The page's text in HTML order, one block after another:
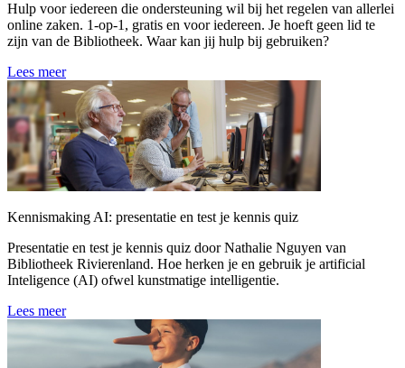
Hulp voor iedereen die ondersteuning wil bij het regelen van allerlei
online zaken. 1-op-1, gratis en voor iedereen. Je hoeft geen lid te
zijn van de Bibliotheek. Waar kan jij hulp bij gebruiken?
Lees meer
Kennismaking AI: presentatie en test je kennis quiz
Presentatie en test je kennis quiz door Nathalie Nguyen van
Bibliotheek Rivierenland. Hoe herken je en gebruik je artificial
Inteligence (AI) ofwel kunstmatige intelligentie.
Lees meer